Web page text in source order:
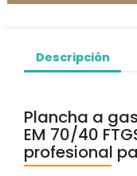
Descripción
Plancha a
EM 70/40
profesional